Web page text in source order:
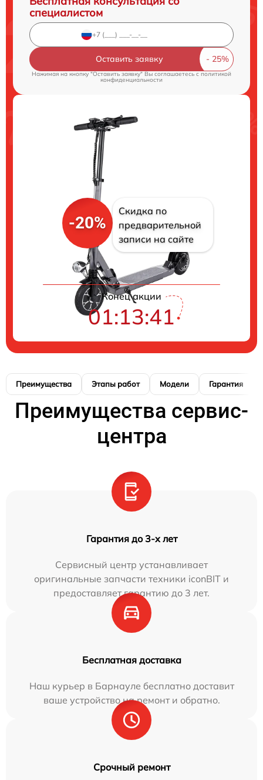
специалистом
Оставить заявку
Нажимая на кнопку "Оставить заявку" Вы соглашаетесь cполитикой
конфиденциальности
-20%
Скидка по
предварительной
записи на сайте
Конец акции
01:13:40
Преимущества Этапы работ Модели Гарантия
Преимущества сервис-
центра
Гарантия до 3-х лет
Сервисный центр устанавливает
оригинальные запчасти техники iconBIT и
предоставляет гарантию до 3 лет.
Бесплатная доставка
Наш курьер в Барнауле бесплатно доставит
ваше устройство на ремонт и обратно.
Срочный ремонт